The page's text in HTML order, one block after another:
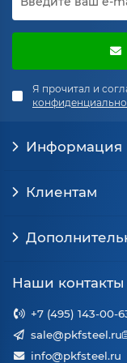
Я прочитал и
Информация
Клиентам
Наши контакты
+7 (495) 143-00-
sale@pkfsteel.ru
info@pkfsteel.ru